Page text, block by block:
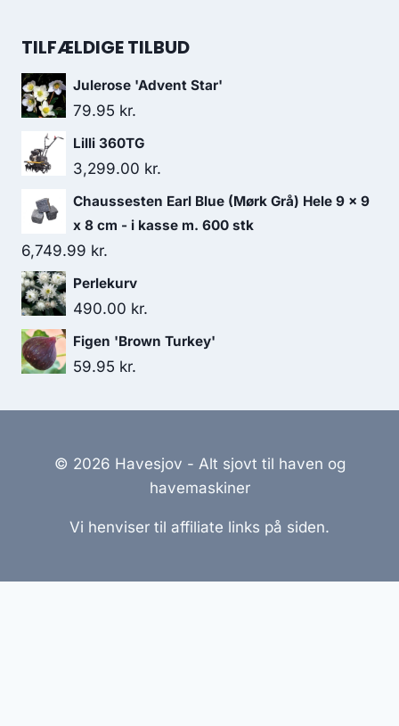
TILFÆLDIGE TILBUD
Julerose 'Advent Star'
79.95 kr.
Lilli 360TG
3,299.00 kr.
Chaussesten Earl Blue (Mørk Grå) Hele 9 x 9
x 8 cm - i kasse m. 600 stk
6,749.99 kr.
Perlekurv
490.00 kr.
Figen 'Brown Turkey'
59.95 kr.
© 2026 Havesjov - Alt sjovt til haven og
havemaskiner
Vi henviser til affiliate links på siden.